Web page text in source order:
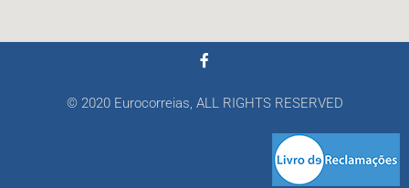
© 2020 Eurocorreias, ALL RIGHTS RESERVED